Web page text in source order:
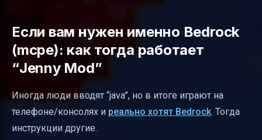
Если вам нужен именно Bedrock
(mcpe): как тогда работает
“Jenny Mod”
Иногда люди вводят “java”, но в итоге играют на
телефоне/консолях и реально хотят Bedrock. Тогда
инструкции другие.